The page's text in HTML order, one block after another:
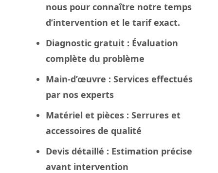
nous pour connaître notre temps
d’intervention et le tarif exact.
Diagnostic gratuit : Évaluation
complète du problème
Main-d’œuvre : Services effectués
par nos experts
Matériel et pièces : Serrures et
accessoires de qualité
Devis détaillé : Estimation précise
avant intervention